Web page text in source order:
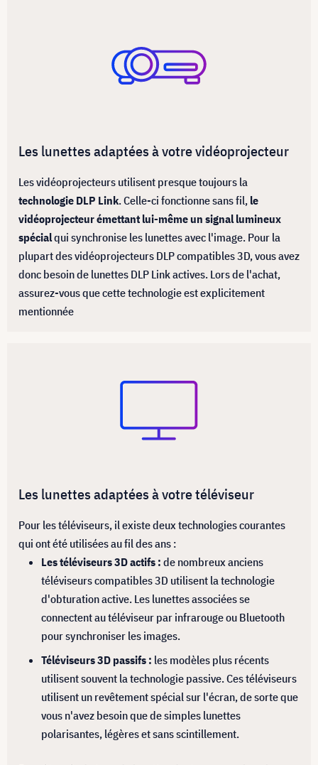
Les lunettes adaptées à votre vidéoprojecteur
Les vidéoprojecteurs utilisent presque toujours la
technologie DLP Link. Celle-ci fonctionne sans fil, le
vidéoprojecteur émettant lui-même un signal lumineux
spécialqui synchronise les lunettes avec l'image. Pour la
plupart des vidéoprojecteurs DLP compatibles 3D, vous avez
donc besoin de lunettes DLP Link actives. Lors de l'achat,
assurez-vous que cette technologie est explicitement
mentionnée
Les lunettes adaptées à votre téléviseur
Pour les téléviseurs, il existe deux technologies courantes
qui ont été utilisées au fil des ans :
Les téléviseurs 3D actifs : de nombreux anciens
téléviseurs compatibles 3D utilisent la technologie
d'obturation active. Les lunettes associées se
connectent au téléviseur par infrarouge ou Bluetooth
pour synchroniser les images.
Téléviseurs 3D passifs : les modèles plus récents
utilisent souvent la technologie passive. Ces téléviseurs
utilisent un revêtement spécial sur l'écran, de sorte que
vous n'avez besoin que de simples lunettes
polarisantes, légères et sans scintillement.